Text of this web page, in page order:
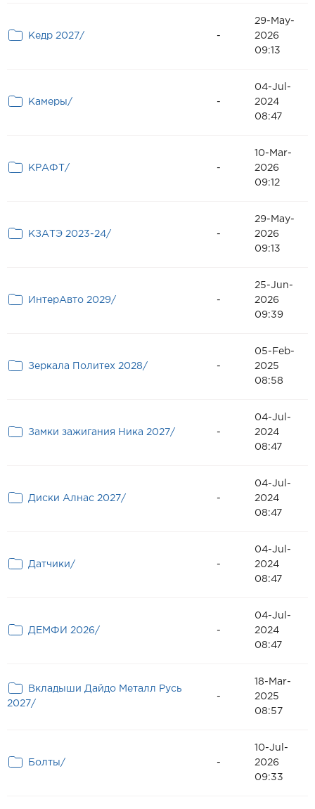
Кедр 2027/ -
29-May-
2026
09:13
Камеры/ -
04-Jul-
2024
08:47
КРАФТ/ -
10-Mar-
2026
09:12
КЗАТЭ 2023-24/ -
29-May-
2026
09:13
ИнтерАвто 2029/ -
25-Jun-
2026
09:39
Зеркала Политех 2028/ -
05-Feb-
2025
08:58
Замки зажигания Ника 2027/ -
04-Jul-
2024
08:47
Диски Алнас 2027/ -
04-Jul-
2024
08:47
Датчики/ -
04-Jul-
2024
08:47
ДЕМФИ 2026/ -
04-Jul-
2024
08:47
Вкладыши Дайдо Металл Русь
2027/
-
18-Mar-
2025
08:57
Болты/ -
10-Jul-
2026
09:33